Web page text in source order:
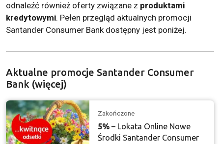
odnaleźć również oferty związane z produktami
kredytowymi. Pełen przegląd aktualnych promocji
Santander Consumer Bank dostępny jest poniżej.
Aktualne promocje Santander Consumer
Bank (więcej)
Zakończone
5% – Lokata Online Nowe
Środki Santander Consumer